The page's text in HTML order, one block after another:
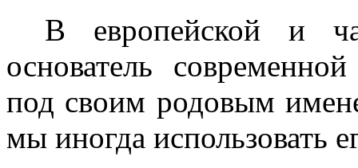
В европейской и
основатель
под своим родовым
мы иногда использовать